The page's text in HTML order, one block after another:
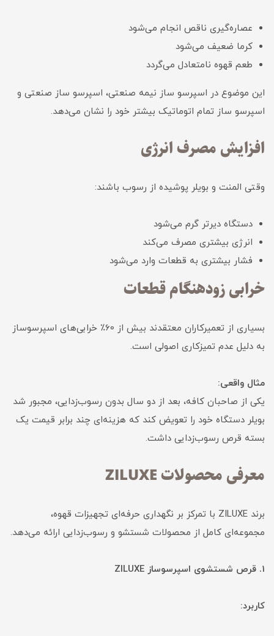
عصاره‌گیری ناقص انجام می‌شود
کرما ضعیف می‌شود
طعم قهوه نامتعادل می‌گردد
این موضوع در اسپرسو ساز نیمه صنعتی، اسپرسو ساز صنعتی و
اسپرسو ساز تمام اتوماتیک بیشتر خود را نشان می‌دهد.
افزایش مصرف انرژی
وقتی المنت و بویلر پوشیده از رسوب باشند:
دستگاه دیرتر گرم می‌شود
انرژی بیشتری مصرف می‌کند
فشار بیشتری به قطعات وارد می‌شود
خرابی زودهنگام قطعات
بسیاری از تعمیرکاران معتقدند بیش از 60٪ خرابی‌های اسپرسوساز
به دلیل عدم تمیزکاری اصولی است.
مثال واقعی:
یکی از صاحبان کافه، بعد از دو سال بدون رسوب‌زدایی، مجبور شد
بویلر دستگاه خود را تعویض کند که هزینه‌ای چند برابر قیمت یک
بسته قرص رسوب‌زدایی داشت.
معرفی محصولات ZILUXE
برند ZILUXE با تمرکز بر نگهداری حرفه‌ای تجهیزات قهوه،
مجموعه‌ای کامل از محصولات شستشو و رسوب‌زدایی ارائه می‌دهد.
1. قرص شستشوی اسپرسوساز ZILUXE
کاربرد: